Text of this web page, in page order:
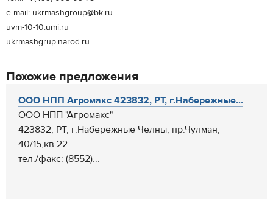
e-mail: ukrmashgroup@bk.ru
uvm-10-10.umi.ru
ukrmashgrup.narod.ru
Похожие предложения
ООО НПП Агромакс 423832, РТ, г.Набережные...
ООО НПП "Агромакс"
423832, РТ, г.Набережные Челны, пр.Чулман,
40/15,кв.22
тел./факс: (8552)...